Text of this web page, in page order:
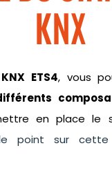
KNX
KNX ETS4, vous
en place le
point sur cette